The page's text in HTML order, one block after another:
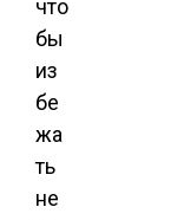
что
бы
из
бе
жа
ть
не